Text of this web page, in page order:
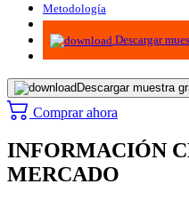
Metodología
Infografías
Descargar
Descargar muestra
Comprar ahora
INFORMACIÓN
MERCADO